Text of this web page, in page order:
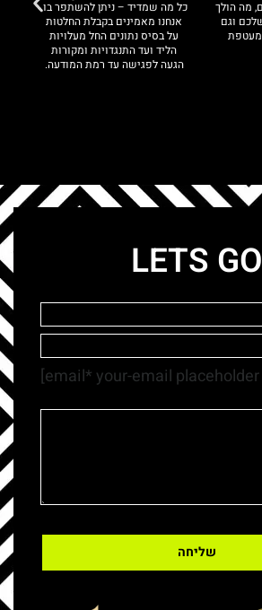
מה הולך
וגם
מעטפת
כל מה שמדיד – ניתן להשתפר בו.
אנחנו מאמינים בקבלת החלטות
על בסיס נתונים החל מעלויות
הליד ועד התנגדויות ומקורות
הגעה לפגישה עד רמת המודעה.
LETS GO